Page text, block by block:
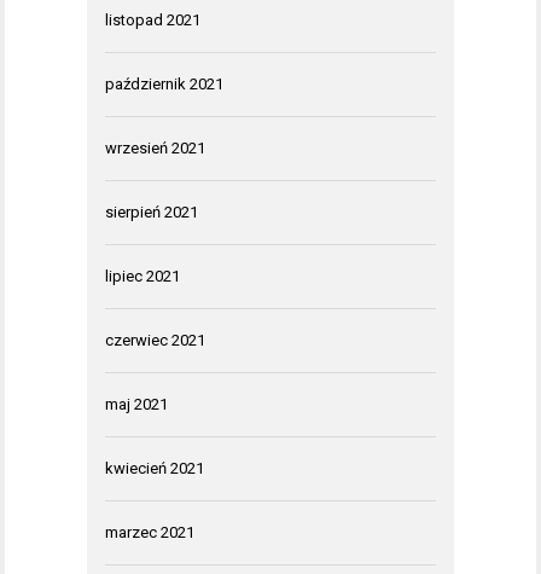
listopad 2021
październik 2021
wrzesień 2021
sierpień 2021
lipiec 2021
czerwiec 2021
maj 2021
kwiecień 2021
marzec 2021